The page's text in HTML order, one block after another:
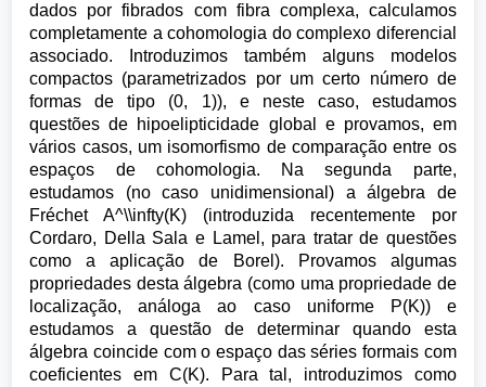
dados por fibrados com fibra complexa, calculamos
completamente a cohomologia do complexo diferencial
associado. Introduzimos também alguns modelos
compactos (parametrizados por um certo número de
formas de tipo (0, 1)), e neste caso, estudamos
questões de hipoelipticidade global e provamos, em
vários casos, um isomorfismo de comparação entre os
espaços de cohomologia. Na segunda parte,
estudamos (no caso unidimensional) a álgebra de
Fréchet A^\\infty(K) (introduzida recentemente por
Cordaro, Della Sala e Lamel, para tratar de questões
como a aplicação de Borel). Provamos algumas
propriedades desta álgebra (como uma propriedade de
localização, análoga ao caso uniforme P(K)) e
estudamos a questão de determinar quando esta
álgebra coincide com o espaço das séries formais com
coeficientes em C(K). Para tal, introduzimos como